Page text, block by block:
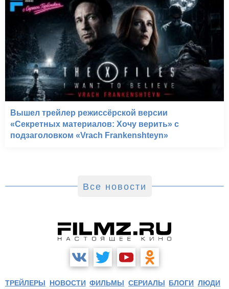
Вышел трейлер режиссёрской версии
«Секретных материалов: Хочу верить» с
подзаголовком «Vrach Frankenshteyn»
Все новости
ТРЕЙЛЕРЫ НОВОСТИ ФИЛЬМЫ СЕРИАЛЫ БЛОГИ ЛЮДИ